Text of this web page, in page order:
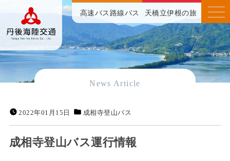
高速バス 路線バス 天橋立伊根の旅
News Article
2022年01月15日 成相寺登山バス
成相寺登山バス運行情報